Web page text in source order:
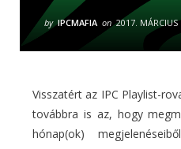
by IPCMAFIA on 2017. MÁRCIUS
Visszatért az IPC Playlist-
továbbra is az, hogy
hónap(ok)